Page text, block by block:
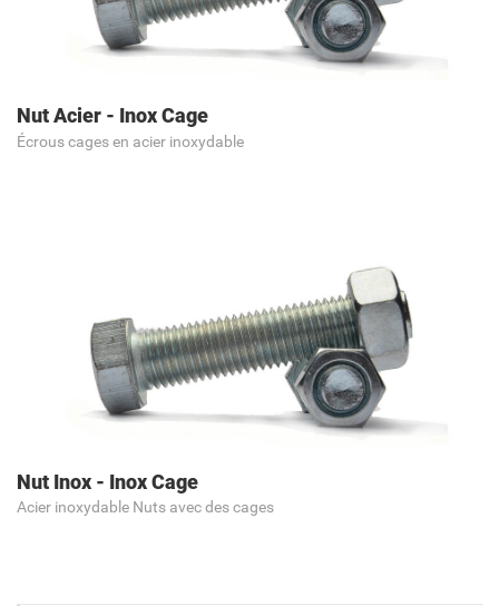
Nut Acier - Inox Cage
Écrous cages en acier inoxydable
Nut Inox - Inox Cage
Acier inoxydable Nuts avec des cages